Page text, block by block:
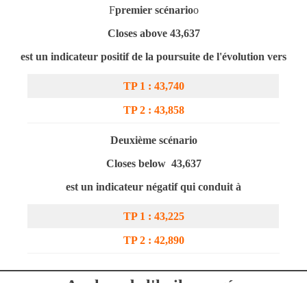
Fpremier scénarioo
Closes above 43,637
est un indicateur positif de la poursuite de l'évolution vers
TP 1 : 43,740
TP 2 : 43,858
Deuxième scénario
Closes below 43,637
est un indicateur négatif qui conduit à
TP 1 : 43,225
TP 2 : 42,890